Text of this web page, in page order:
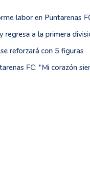
labor en Puntarenas
regresa a la primera
reforzará con 5 figuras
FC: ''Mi corazón